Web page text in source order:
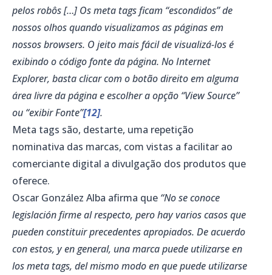
pelos robôs […] Os meta tags ficam “escondidos” de
nossos olhos quando visualizamos as páginas em
nossos browsers. O jeito mais fácil de visualizá-los é
exibindo o código fonte da página. No Internet
Explorer, basta clicar com o botão direito em alguma
área livre da página e escolher a opção “View Source”
ou “exibir Fonte”[12].
Meta tags são, destarte, uma repetição
nominativa das marcas, com vistas a facilitar ao
comerciante digital a divulgação dos produtos que
oferece.
Oscar González Alba afirma que “No se conoce
legislación firme al respecto, pero hay varios casos que
pueden constituir precedentes apropiados. De acuerdo
con estos, y en general, una marca puede utilizarse en
los meta tags, del mismo modo en que puede utilizarse